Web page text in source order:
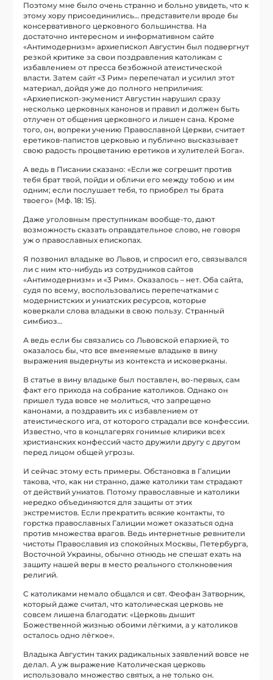
Поэтому мне было очень странно и больно увидеть, что к
этому хору присоединились… представители вроде бы
консервативного церковного большинства. На
достаточно интересном и информативном сайте
«Антимодернизм» архиепископ Августин был подвергнут
резкой критике за свои поздравления католикам с
избавлением от пресса безбожной атеистической
власти. Затем сайт «3 Рим» перепечатал и усилил этот
материал, дойдя уже до полного неприличия:
«Архиепископ-экуменист Августин нарушил сразу
несколько церковных канонов и правил и должен быть
отлучен от общения церковного и лишен сана. Кроме
того, он, вопреки учению Православной Церкви, считает
еретиков-папистов церковью и публично высказывает
свою радость процветанию еретиков и хулителей Бога».
А ведь в Писании сказано: «Если же согрешит против
тебя брат твой, пойди и обличи его между тобою и им
одним; если послушает тебя, то приобрел ты брата
твоего» (Мф. 18: 15).
Даже уголовным преступникам вообще-то, дают
возможность сказать оправдательное слово, не говоря
уж о православных епископах.
Я позвонил владыке во Львов, и спросил его, связывался
ли с ним кто-нибудь из сотрудников сайтов
«Антимодернизм» и «3 Рим». Оказалось – нет. Оба сайта,
судя по всему, воспользовались перепечатками с
модернистских и униатских ресурсов, которые
коверкали слова владыки в свою пользу. Странный
симбиоз…
А ведь если бы связались со Львовской епархией, то
оказалось бы, что все вменяемые владыке в вину
выражения выдернуты из контекста и исковерканы.
В статье в вину владыке был поставлен, во-первых, сам
факт его прихода на собрание католиков. Однако он
пришел туда вовсе не молиться, что запрещено
канонами, а поздравить их с избавлением от
атеистического ига, от которого страдали все конфессии.
Известно, что в концлагерях гонимые клирики всех
христианских конфессий часто дружили другу с другом
перед лицом общей угрозы.
И сейчас этому есть примеры. Обстановка в Галиции
такова, что, как ни странно, даже католики там страдают
от действий униатов. Потому православные и католики
нередко объединяются для защиты от этих
экстремистов. Если прекратить всякие контакты, то
горстка православных Галиции может оказаться одна
против множества врагов. Ведь интернетные ревнители
чистоты Православия из спокойных Москвы, Петербурга,
Восточной Украины, обычно отнюдь не спешат ехать на
защиту нашей веры в место реального столкновения
религий.
С католиками немало общался и свт. Феофан Затворник,
который даже считал, что католическая церковь не
совсем лишена благодати: «Церковь дышит
Божественной жизнью обоими лёгкими, а у католиков
осталось одно лёгкое».
Владыка Августин таких радикальных заявлений вовсе не
делал. А уж выражение Католическая церковь
использовало множество святых, а не только он.